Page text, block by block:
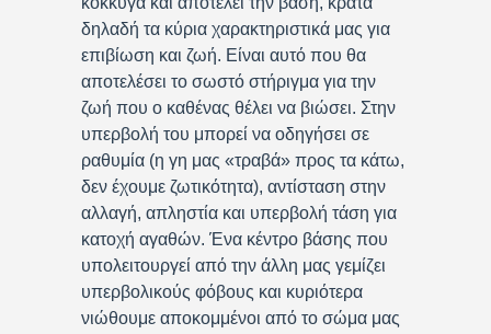
δηλαδή τα κύρια χαρακτηριστικά μας για
επιβίωση και ζωή. Είναι αυτό που θα
αποτελέσει το σωστό στήριγμα για την
ζωή που ο καθένας θέλει να βιώσει. Στην
υπερβολή του μπορεί να οδηγήσει σε
ραθυμία (η γη μας «τραβά» προς τα κάτω,
δεν έχουμε ζωτικότητα), αντίσταση στην
αλλαγή, απληστία και υπερβολή τάση για
κατοχή αγαθών. Ένα κέντρο βάσης που
υπολειτουργεί από την άλλη μας γεμίζει
υπερβολικούς φόβους και κυριότερα
νιώθουμε αποκομμένοι από το σώμα μας